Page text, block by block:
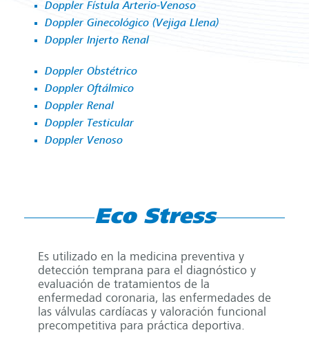
Doppler Fístula Arterio-Venoso
Doppler Ginecológico (Vejiga Llena)
Doppler Injerto Renal
Doppler Obstétrico
Doppler Oftálmico
Doppler Renal
Doppler Testicular
Doppler Venoso
Eco Stress
Es utilizado en la medicina preventiva y
detección temprana para el diagnóstico y
evaluación de tratamientos de la
enfermedad coronaria, las enfermedades de
las válvulas cardíacas y valoración funcional
precompetitiva para práctica deportiva.